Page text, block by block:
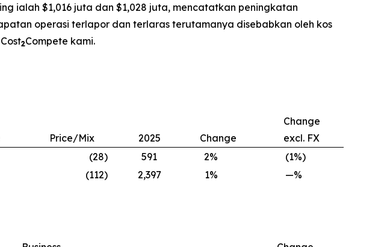
ialah $1,016 juta dan $1,028 juta, mencatatkan peningkatan
operasi terlapor dan terlaras terutamanya disebabkan oleh kos
2Compete kami.
Price/Mix 2025 Change
Change
excl. FX
(28) 591 2% (1%)
(112) 2,397 1% —%